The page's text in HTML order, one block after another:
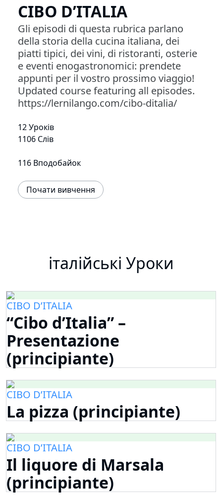
CIBO D’ITALIA
Gli episodi di questa rubrica parlano
della storia della cucina italiana, dei
piatti tipici, dei vini, di ristoranti, osterie
e eventi enogastronomici: prendete
appunti per il vostro prossimo viaggio!
Updated course featuring all episodes.
https://lernilango.com/cibo-ditalia/
12 Уроків
1106 Слів
116 Вподобайок
Почати вивчення
італійські Уроки
CIBO D’ITALIA
“Cibo d’Italia” –
Presentazione
(principiante)
CIBO D’ITALIA
La pizza (principiante)
CIBO D’ITALIA
Il liquore di Marsala
(principiante)